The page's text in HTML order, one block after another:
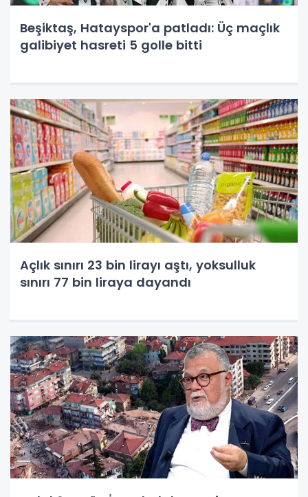
Beşiktaş, Hatayspor'a patladı: Üç maçlık
galibiyet hasreti 5 golle bitti
Açlık sınırı 23 bin lirayı aştı, yoksulluk
sınırı 77 bin liraya dayandı